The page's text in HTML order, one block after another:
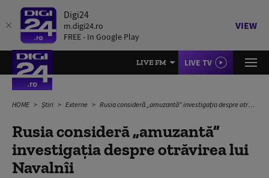
Digi24
m.digi24.ro
FREE - In Google Play
VIEW
LIVE FM LIVE TV
HOME Știri Externe Rusia consideră „amuzantă” investigația despre otrăvirea lui Navalnîi
Rusia consideră „amuzantă”
investigația despre otrăvirea lui
Navalnîi